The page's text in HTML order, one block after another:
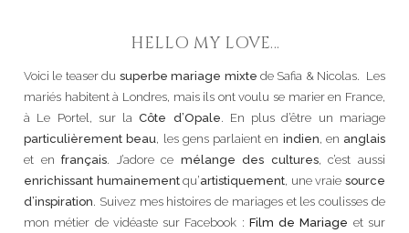
HELLO MY LOVE…
Voici le teaser du superbe mariage mixte de Safia & Nicolas. Les
mariés habitent à Londres, mais ils ont voulu se marier en France,
à Le Portel, sur laCôte d’Opale. En plus d’être un mariage
particulièrement beau, les gens parlaient en indien, en anglais
et enfrançais. J’adore ce mélange des cultures, c’est aussi
enrichissant humainementqu’artistiquement, une vraiesource
d’inspiration. Suivez mes histoires de mariages et les coulisses de
mon métier de vidéaste sur Facebook : Film de Mariage et sur